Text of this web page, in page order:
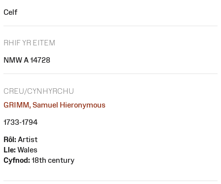
Celf
RHIF YR EITEM
NMW A 14728
CREU/CYNHYRCHU
GRIMM, Samuel Hieronymous
1733-1794
Rôl: Artist
Lle: Wales
Cyfnod: 18th century